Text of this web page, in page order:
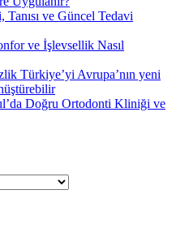
Tanısı ve Güncel Tedavi
ve İşlevsellik Nasıl
Türkiye’yi Avrupa’nın yeni
Doğru Ortodonti Kliniği ve